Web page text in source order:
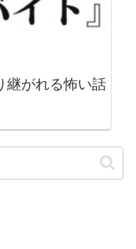
継がれる怖い話